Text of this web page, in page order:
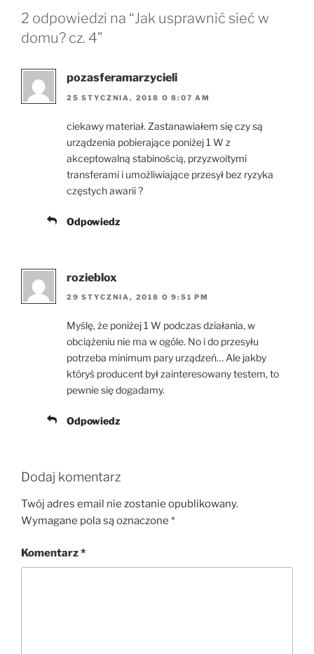
2 odpowiedzi na “Jak usprawnić sieć w
domu? cz. 4”
pozasferamarzycieli
25 STYCZNIA, 2018 O 8:07 AM
ciekawy materiał. Zastanawiałem się czy są
urządzenia pobierające poniżej 1 W z
akceptowalną stabinością, przyzwoitymi
transferami i umożliwiające przesył bez ryzyka
częstych awarii ?
Odpowiedz
rozieblox
29 STYCZNIA, 2018 O 9:51 PM
Myślę, że poniżej 1 W podczas działania, w
obciążeniu nie ma w ogóle. No i do przesyłu
potrzeba minimum pary urządzeń… Ale jakby
któryś producent był zainteresowany testem, to
pewnie się dogadamy.
Odpowiedz
Dodaj komentarz
Twój adres email nie zostanie opublikowany.
Wymagane pola są oznaczone *
Komentarz*